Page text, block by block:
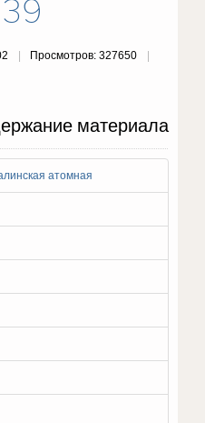
Просмотров: 327650
материала
атомная